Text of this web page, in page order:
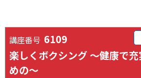
講座番号 6109
楽しくボクシング ～健康で
めの～